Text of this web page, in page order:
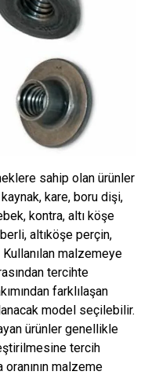
sahip olan ürünler
kare, boru dişi,
kontra, altı köşe
altıköşe perçin,
malzemeye
tercihte
farklılaşan
model seçilebilir.
ürünler genellikle
tercih
oranının malzeme